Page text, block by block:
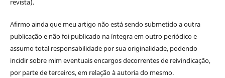
revista).
Afirmo ainda que meu artigo não está sendo submetido a outra
publicação e não foi publicado na íntegra em outro periódico e
assumo total responsabilidade por sua originalidade, podendo
incidir sobre mim eventuais encargos decorrentes de reivindicação,
por parte de terceiros, em relação à autoria do mesmo.